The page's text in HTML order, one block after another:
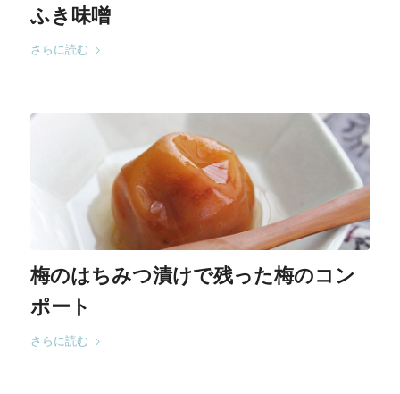
ふき味噌
さらに読む
梅のはちみつ漬けで残った梅のコン
ポート
さらに読む